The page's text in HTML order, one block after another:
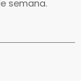
semana.